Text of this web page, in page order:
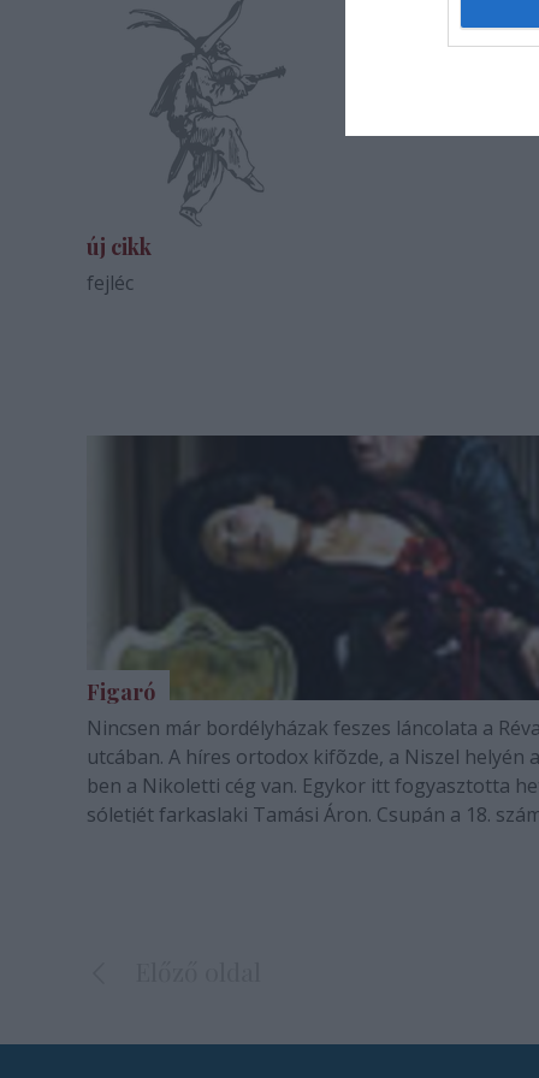
új cikk
fejléc
Figaró
Nincsen már bordélyházak feszes láncolata a
utcában. A híres ortodox kifõzde, a Niszel helyén
ben a Nikoletti cég van. Egykor itt fogyasztotta
sóletjét farkaslaki Tamási Áron. Csupán a 18.